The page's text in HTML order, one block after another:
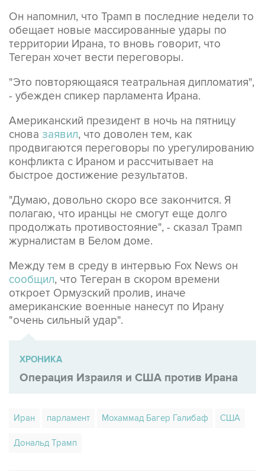
Он напомнил, что Трамп в последние недели то
обещает новые массированные удары по
территории Ирана, то вновь говорит, что
Тегеран хочет вести переговоры.
"Это повторяющаяся театральная дипломатия",
- убежден спикер парламента Ирана.
Американский президент в ночь на пятницу
снова заявил, что доволен тем, как
продвигаются переговоры по урегулированию
конфликта с Ираном и рассчитывает на
быстрое достижение результатов.
"Думаю, довольно скоро все закончится. Я
полагаю, что иранцы не смогут еще долго
продолжать противостояние", - сказал Трамп
журналистам в Белом доме.
Между тем в среду в интервью Fox News он
сообщил, что Тегеран в скором времени
откроет Ормузский пролив, иначе
американские военные нанесут по Ирану
"очень сильный удар".
ХРОНИКА
Операция Израиля и США против Ирана
Иран парламент Мохаммад Багер Галибаф США
Дональд Трамп